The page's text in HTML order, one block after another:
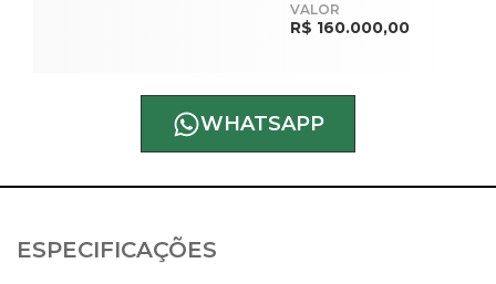
VALOR
R$ 160.000,00
WHATSAPP
ESPECIFICAÇÕES